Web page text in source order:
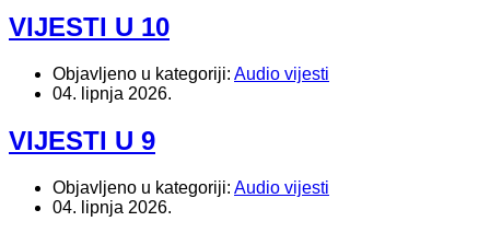
VIJESTI U 10
Objavljeno u kategoriji: Audio vijesti
04. lipnja 2026.
VIJESTI U 9
Objavljeno u kategoriji: Audio vijesti
04. lipnja 2026.